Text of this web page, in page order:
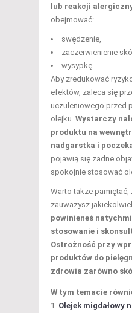
lub reakcji
obejmować:
swędzenie,
zaczerwienienie
wysypkę.
Aby zredukować
efektów, zaleca się
uczuleniowego przed
olejku. Wystarczy
produktu na
nadgarstka i
pojawią się żadne
spokojnie stosować
Warto także pamiętać,
zauważysz
powinieneś
stosowanie i
Ostrożność przy
produktów do
zdrowia zarówno
W tym temacie
Olejek migdałowy